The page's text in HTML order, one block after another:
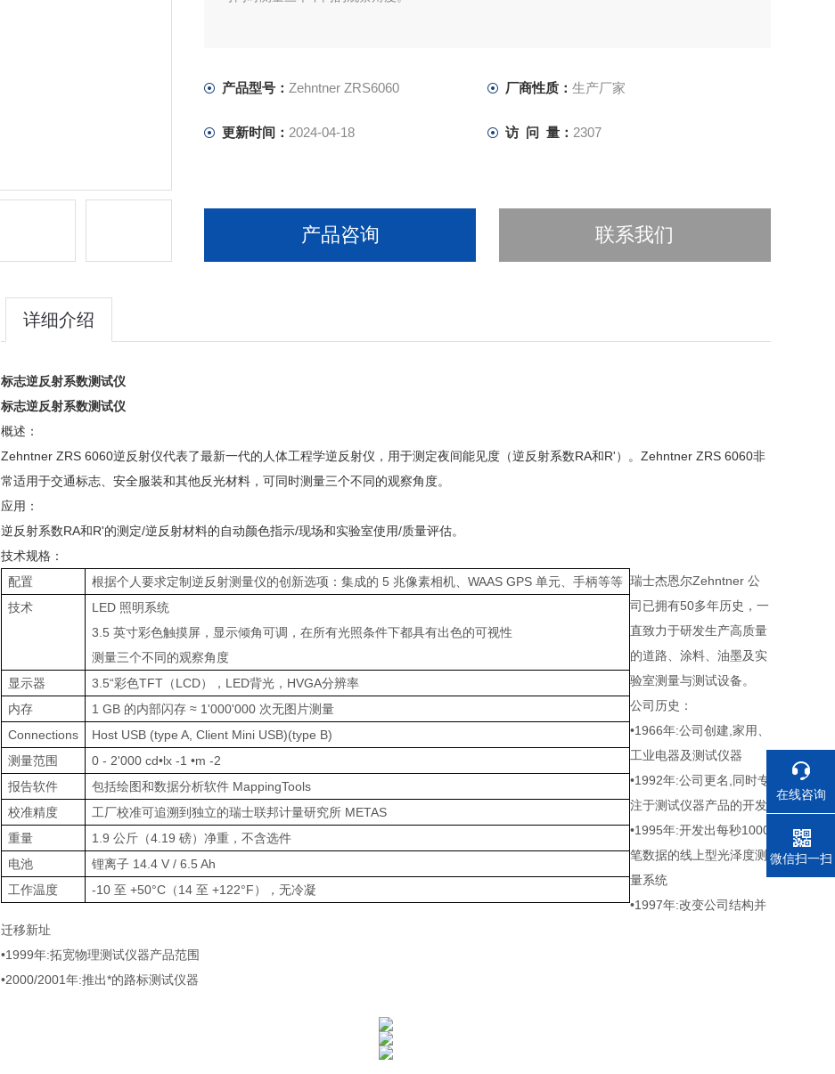
产品型号： Zehntner ZRS6060 厂商性质： 生产厂家
更新时间： 2024-04-18 访 问 量： 2307
产品咨询 联系我们
详细介绍
标志逆反射系数测试仪
标志逆反射系数测试仪
概述：
Zehntner ZRS 6060逆反射仪代表了最新一代的人体工程学逆反射仪，用于测定夜间能见度（逆反射系数RA和R'）。Zehntner ZRS 6060非
常适用于交通标志、安全服装和其他反光材料，可同时测量三个不同的观察角度。
应用：
逆反射系数RA和R'的测定/逆反射材料的自动颜色指示/现场和实验室使用/质量评估。
技术规格：
配置
根据个人要求定制逆反射测量仪的创新选项：集成的 5 兆像素相机、WAAS GPS 单元、手柄等等
技术
LED 照明系统
3.5 英寸彩色触摸屏，显示倾角可调，在所有光照条件下都具有出色的可视性
测量三个不同的观察角度
显示器
3.5“彩色TFT（LCD），LED背光，HVGA分辨率
内存
1 GB 的内部闪存 ≈ 1'000'000 次无图片测量
Connections
Host USB (type A, Client Mini USB)(type B)
测量范围
0 - 2'000 cd•lx -1 •m -2
报告软件
包括绘图和数据分析软件 MappingTools
校准精度
工厂校准可追溯到独立的瑞士联邦计量研究所 METAS
重量
1.9 公斤（4.19 磅）净重，不含选件
电池
锂离子 14.4 V / 6.5 Ah
工作温度
-10 至 +50°C（14 至 +122°F），无冷凝
瑞士杰恩尔Zehntner 公
司已拥有50多年历史，一
直致力于研发生产高质量
的道路、涂料、油墨及实
验室测量与测试设备。
公司历史：
•1966年:公司创建,家用、
工业电器及测试仪器
•1992年:公司更名,同时专
注于测试仪器产品的开发
•1995年:开发出每秒1000
笔数据的线上型光泽度测
量系统
•1997年:改变公司结构并
迁移新址
•1999年:拓宽物理测试仪器产品范围
•2000/2001年:推出*的路标测试仪器
在线咨询
电话
微信扫一扫